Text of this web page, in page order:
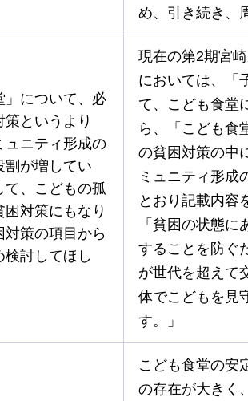
め、引き続き、
」について、必
というより
ュニティ形成の
割が増してい
て、こどもの孤
対策にもなり
対策の項目から
検討してほし
現在の第2期宮
においては、「
て、こども食堂
ら、「こども食
の貧困対策の中
ミュニティ形成
とおり記載内容
「貧困の状態
することを防ぐ
が世代を超えて
体でこどもを見
す。」
こども食堂の安
の存在が大きく